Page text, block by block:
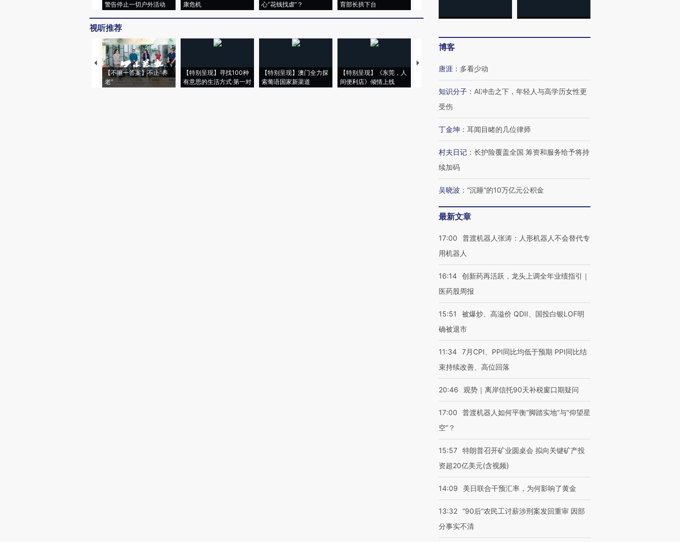
警告停止一切户外活动
康危机
心“花钱找虐”？
育部长拱下台
视听推荐
【不唯一答案】不止“养
老”
【特别呈现】寻找100种
有意思的生活方式·第一对
【特别呈现】澳门全力探
索葡语国家新渠道
【特别呈现】《东莞，人
间便利店》倾情上线
【推广】走进第四届链博
会，让数智科技“链”接产
有意思的生活方式·第三对
住三大增长引擎是什么？
博客
唐涯 ： 多看少动
知识分子 ： AI冲击之下，年轻人与高学历女性更
受伤
丁金坤 ： 耳闻目睹的几位律师
村夫日记 ： 长护险覆盖全国 筹资和服务给予将持
续加码
吴晓波 ： “沉睡”的10万亿元公积金
最新文章
17:00
普渡机器人张涛：人形机器人不会替代专
用机器人
16:14 创新药再活跃，龙头上调全年业绩指引｜
医药股周报
15:51
被爆炒、高溢价 QDII、国投白银LOF明
确被退市
11:34 7月CPI、PPI同比均低于预期 PPI同比结
束持续改善、高位回落
20:46 观势｜离岸信托90天补税窗口期疑问
17:00
普渡机器人如何平衡“脚踏实地”与“仰望星
空”？
15:57 特朗普召开矿业圆桌会 拟向关键矿产投
资超20亿美元(含视频)
14:09 美日联合干预汇率，为何影响了黄金
13:32 “90后”农民工讨薪涉刑案发回重审 因部
分事实不清